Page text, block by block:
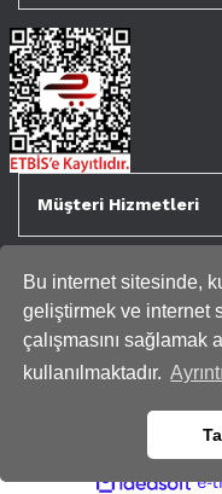
Bu internet sitesinde,
geliştirmek ve internet
çalışmasını sağlamak
kullanılmaktadır.
Müşteri Hizmetleri
Tüm kredi kartı bilgileriniz
Genispencere.com Tüm